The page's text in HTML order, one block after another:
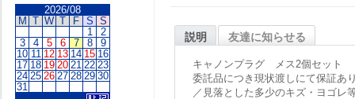
説明 友達に知らせる
キャノンプラグ メス2個セット
委託品につき現状渡しにて保証あ
／見落とした多少のキズ・ヨゴレ
2026/08
M T W T F S S
1
2
3
4 5 6 7 8
9
10 11 12 13 14 15 16
17 18 19 20 21 22 23
24 25 26 27 28 29 30
31